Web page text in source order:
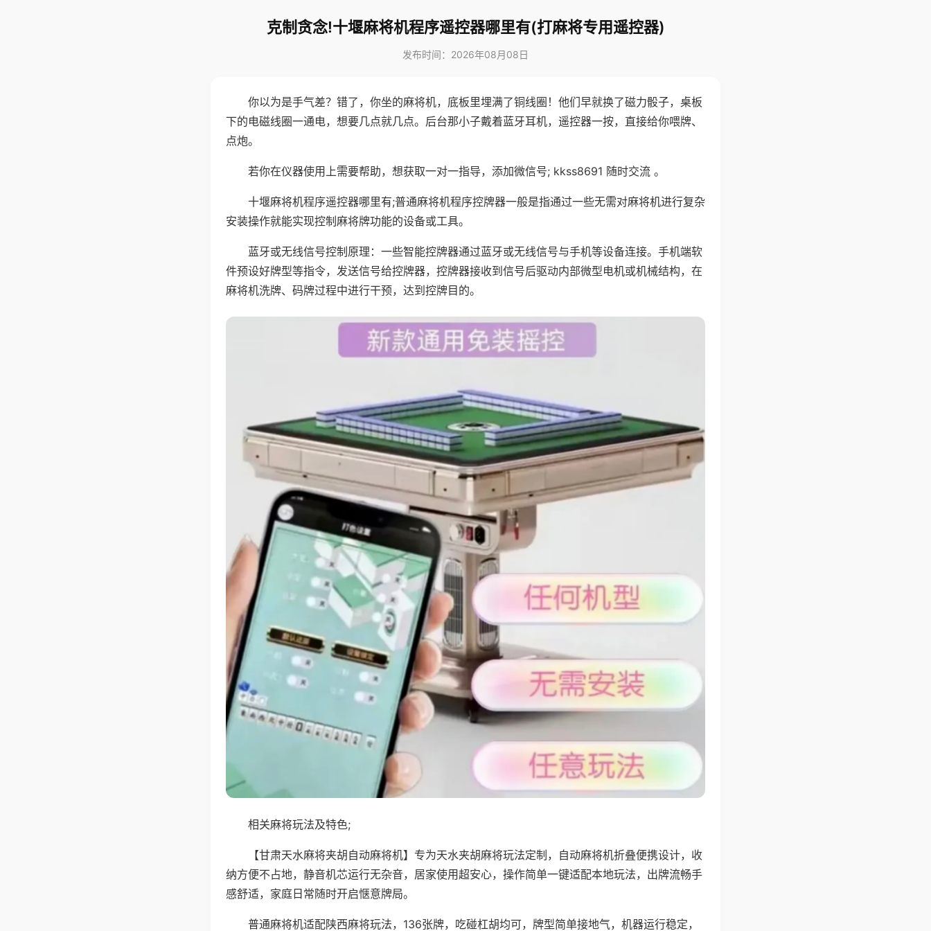
克制贪念!十堰麻将机程序遥控器哪里有(打麻将专用遥控器)
发布时间：2026年08月08日
你以为是手气差？错了，你坐的麻将机，底板里埋满了铜线圈！他们早就换了磁力骰子，桌板
下的电磁线圈一通电，想要几点就几点。后台那小子戴着蓝牙耳机，遥控器一按，直接给你喂牌、
点炮。
若你在仪器使用上需要帮助，想获取一对一指导，添加微信号; kkss8691 随时交流 。
十堰麻将机程序遥控器哪里有;普通麻将机程序控牌器一般是指通过一些无需对麻将机进行复杂
安装操作就能实现控制麻将牌功能的设备或工具。
蓝牙或无线信号控制原理：一些智能控牌器通过蓝牙或无线信号与手机等设备连接。手机端软
件预设好牌型等指令，发送信号给控牌器，控牌器接收到信号后驱动内部微型电机或机械结构，在
麻将机洗牌、码牌过程中进行干预，达到控牌目的。
相关麻将玩法及特色;
【甘肃天水麻将夹胡自动麻将机】专为天水夹胡麻将玩法定制，自动麻将机折叠便携设计，收
纳方便不占地，静音机芯运行无杂音，居家使用超安心，操作简单一键适配本地玩法，出牌流畅手
感舒适，家庭日常随时开启惬意牌局。
普通麻将机适配陕西麻将玩法，136张牌，吃碰杠胡均可，牌型简单接地气，机器运行稳定，